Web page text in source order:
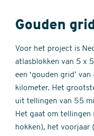
Gouden
Voor het project is
atlasblokken van 5 x
een ‘gouden grid’
kilometer. Het
uit tellingen van 55
Het gaat om
hokken), het voorjaar